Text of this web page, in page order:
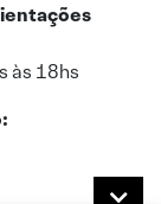
às 18hs